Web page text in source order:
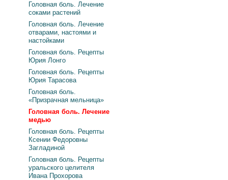
Головная боль. Лечение
соками растений
Головная боль. Лечение
отварами, настоями и
настойками
Головная боль. Рецепты
Юрия Лонго
Головная боль. Рецепты
Юрия Тарасова
Головная боль.
«Призрачная мельница»
Головная боль. Лечение
медью
Головная боль. Рецепты
Ксении Федоровны
Загладиной
Головная боль. Рецепты
уральского целителя
Ивана Прохорова